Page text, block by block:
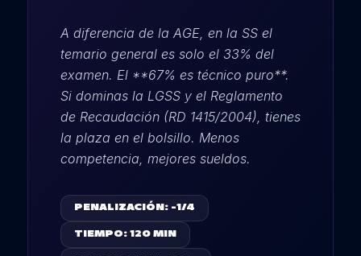
A diferencia de la AGE, en la SS el
temario general es solo el 33% del
examen. El **67% es técnico puro**.
Si dominas la LGSS y el Reglamento
de Recaudación (RD 1415/2004), tienes
la plaza en el bolsillo. Menos
competencia, mejores sueldos.
PENALIZACIÓN: -1/4
TIEMPO: 120 MIN